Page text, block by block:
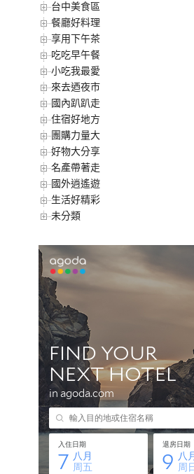
台中美食區
餐廳好料理
享用下午茶
吃吃早午餐
小吃我最愛
來去迺夜市
國內趴趴走
住宿好地方
團購力量大
好物大分享
名產帶著走
國外逍遙遊
生活好精彩
未分類